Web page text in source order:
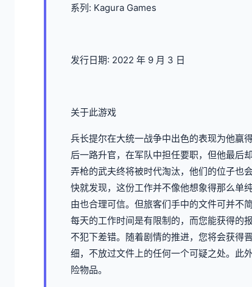
系列: Kagura Games
发行日期: 2022 年 9 月 3 日
关于此游戏
兵长提尔在大统一战争中出色的表现为他赢
后一路升官，在军队中担任要职，但他最后
弄枪的武夫终将被时代淘汰，他们的位子也
快就发现，这份工作并不像他想象得那么单
由也合理可信。但旅客们手中的文件可并不
每天的工作时间是有限制的，而您能获得的
不犯下差错。随着剧情的推进，您将会获得
细，不放过文件上的任何一个可疑之处。此
险物品。